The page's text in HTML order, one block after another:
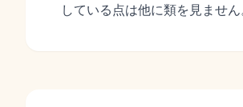
している点は他に類を見ません